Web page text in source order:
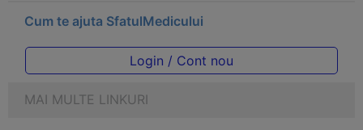
Cum te ajuta SfatulMedicului
Login / Cont nou
MAI MULTE LINKURI